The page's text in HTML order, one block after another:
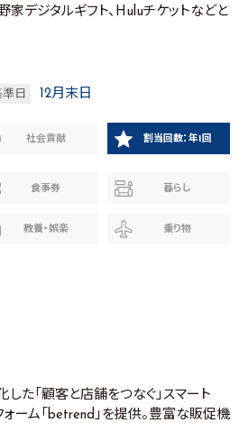
家デジタルギフト、Huluチケットなどと
日 12月末日
社会貢献 割当回数：年1回
食事券 暮らし
教養・娯楽 乗り物
た「顧客と店舗をつなぐ」スマート
ォーム「betrend」を提供。豊富な販促機